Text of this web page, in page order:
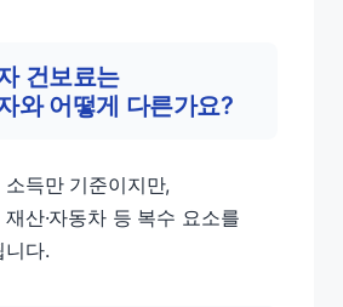
건보료는
와 어떻게 다른가요?
득만 기준이지만,
산·자동차 등 복수 요소를
니다.